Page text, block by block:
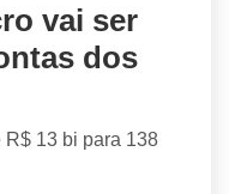
vai ser
dos
13 bi para 138